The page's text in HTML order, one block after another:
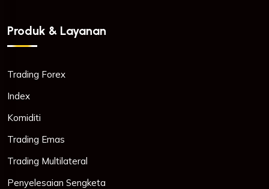
Produk & Layanan
Trading Forex
Index
Komiditi
Trading Emas
Trading Multilateral
Penyelesaian Sengketa